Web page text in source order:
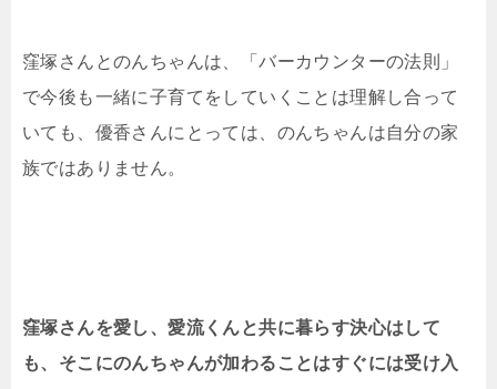
窪塚さんとのんちゃんは、「バーカウンターの法則」
で今後も一緒に子育てをしていくことは理解し合って
いても、優香さんにとっては、のんちゃんは自分の家
族ではありません。
窪塚さんを愛し、愛流くんと共に暮らす決心はして
も、 そこにのんちゃんが加わることはすぐには受け入